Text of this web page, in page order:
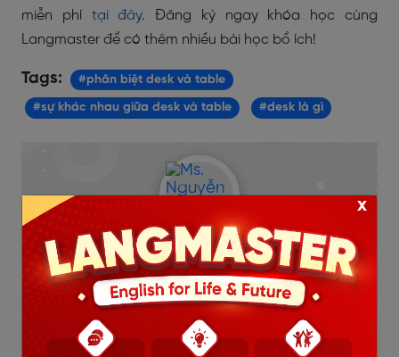
miễn phí tại đây. Đăng ký ngay khóa học cùng
Langmaster để có thêm nhiều bài học bổ ích!
Tags: #phân biệt desk và table
#sự khác nhau giữa desk và table #desk là gì
TÁC GIẢ: MS. NGUYỄN THỊ NGỌC LINH
IELTS 7.5
Cử nhân Ngôn Ngữ Anh - Học viện Ngoại Giao
5 năm kinh nghiệm giảng tiếng Anh
x